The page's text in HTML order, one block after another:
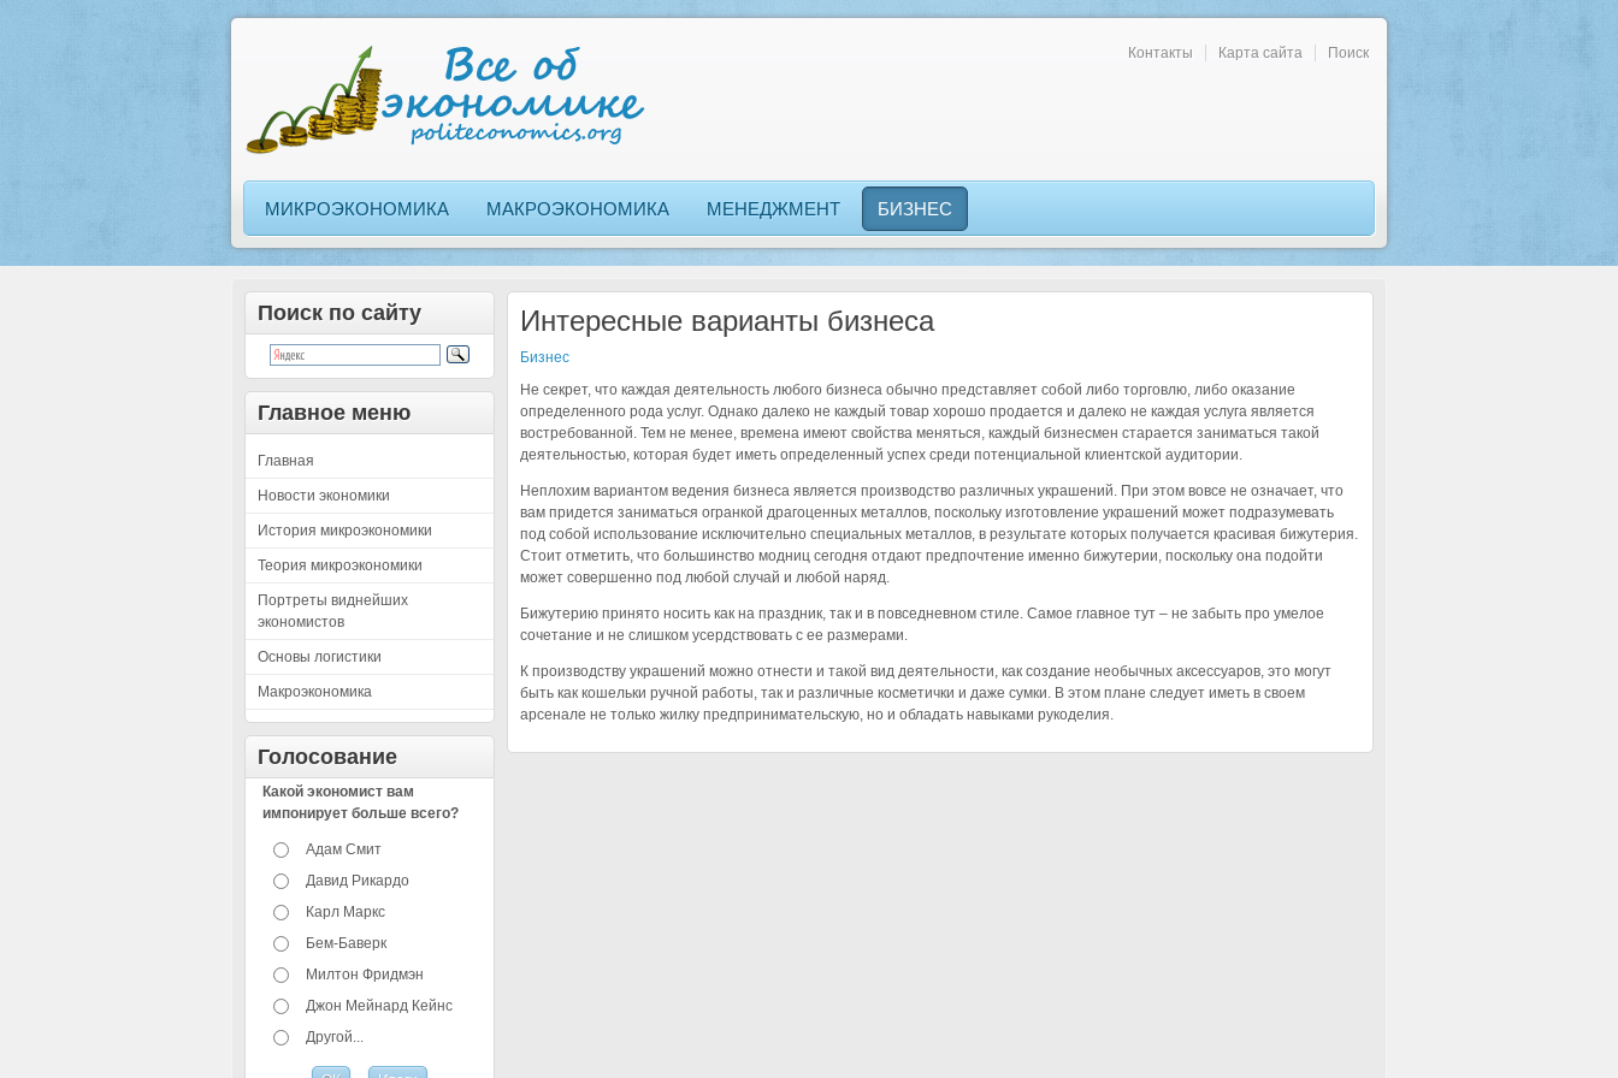
Контакты Карта сайта Поиск
МИКРОЭКОНОМИКА МАКРОЭКОНОМИКА МЕНЕДЖМЕНТ БИЗНЕС
Поиск по сайту
Главное меню
Главная
Новости экономики
История микроэкономики
Теория микроэкономики
Портреты виднейших
экономистов
Основы логистики
Макроэкономика
Голосование
Какой экономист вам
импонирует больше всего?
Адам Смит
Давид Рикардо
Карл Маркс
Бем-Баверк
Милтон Фридмэн
Джон Мейнард Кейнс
Другой...
Интересные варианты бизнеса
Бизнес
Не секрет, что каждая деятельность любого бизнеса обычно представляет собой либо торговлю, либо оказание
определенного рода услуг. Однако далеко не каждый товар хорошо продается и далеко не каждая услуга является
востребованной. Тем не менее, времена имеют свойства меняться, каждый бизнесмен старается заниматься такой
деятельностью, которая будет иметь определенный успех среди потенциальной клиентской аудитории.
Неплохим вариантом ведения бизнеса является производство различных украшений. При этом вовсе не означает, что
вам придется заниматься огранкой драгоценных металлов, поскольку изготовление украшений может подразумевать
под собой использование исключительно специальных металлов, в результате которых получается красивая бижутерия.
Стоит отметить, что большинство модниц сегодня отдают предпочтение именно бижутерии, поскольку она подойти
может совершенно под любой случай и любой наряд.
Бижутерию принято носить как на праздник, так и в повседневном стиле. Самое главное тут – не забыть про умелое
сочетание и не слишком усердствовать с ее размерами.
К производству украшений можно отнести и такой вид деятельности, как создание необычных аксессуаров, это могут
быть как кошельки ручной работы, так и различные косметички и даже сумки. В этом плане следует иметь в своем
арсенале не только жилку предпринимательскую, но и обладать навыками рукоделия.